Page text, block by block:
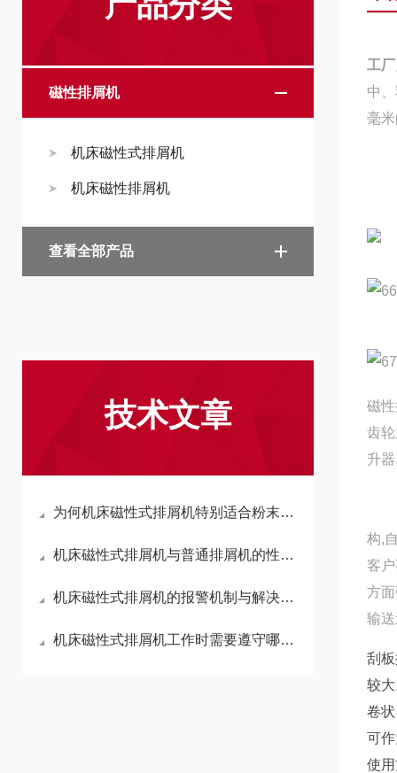
磁性排屑机
机床磁性式排屑机
机床磁性排屑机
查看全部产品
技术文章
为何机床磁性式排屑机特别适合粉末状、颗粒状切屑的输送？
机床磁性式排屑机与普通排屑机的性能差异
机床磁性式排屑机的报警机制与解决方案
机床磁性式排屑机工作时需要遵守哪些要求
工
中
毫
磁
齿
构
方
输
刮
较
卷
可
使